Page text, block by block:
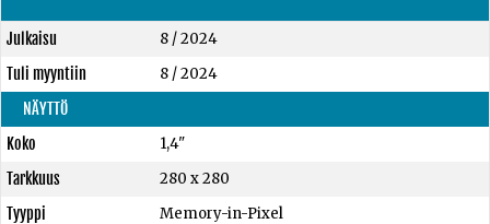
Julkaisu
8 / 2024
Tuli myyntiin
8 / 2024
NÄYTTÖ
Koko
1,4"
Tarkkuus
280 x 280
Tyyppi
Memory-in-Pixel